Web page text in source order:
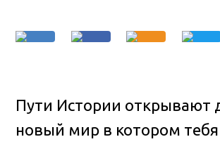
Пути Истории открывают
новый мир в котором